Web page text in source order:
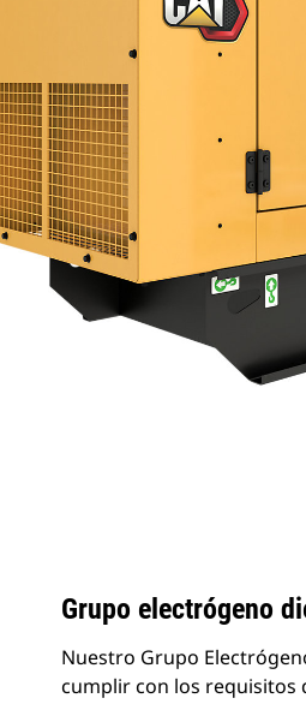
Grupo electrógeno
Nuestro Grupo
cumplir con los requisitos